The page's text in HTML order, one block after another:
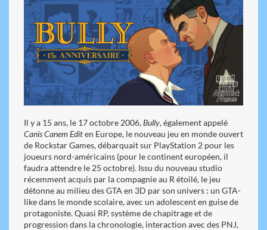
Il y a 15 ans, le 17 octobre 2006,Bully, également appelé
Canis Canem Editen Europe, le nouveau jeu en monde ouvert
de Rockstar Games, débarquait sur PlayStation 2 pour les
joueurs nord-américains (pour le continent européen, il
faudra attendre le 25 octobre). Issu du nouveau studio
récemment acquis par la compagnie au R étoilé, le jeu
détonne au milieu des GTA en 3D par son univers : un GTA-
like dans le monde scolaire, avec un adolescent en guise de
protagoniste. Quasi RP, système de chapitrage et de
progression dans la chronologie, interaction avec des PNJ,